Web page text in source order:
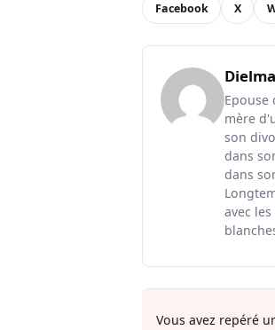
Facebook X
Epouse
mère
son
dans
dans
avec
Vous avez repéré